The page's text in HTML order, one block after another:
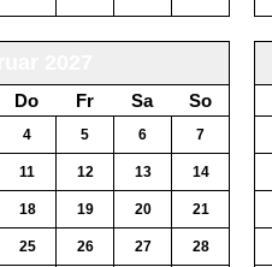
Do Fr Sa So
4 5 6 7
11 12 13 14
18 19 20 21
25 26 27 28